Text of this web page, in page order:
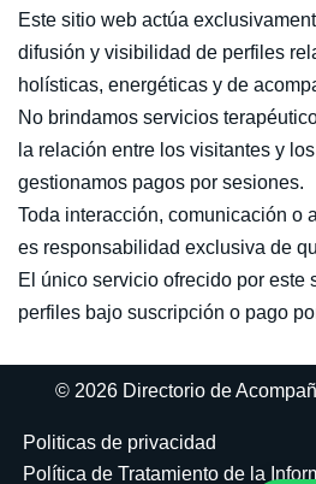
Este sitio web actúa
difusión y visibilidad de perfiles
holísticas, energéticas y de
No brindamos servicios
la relación entre los visitantes y
gestionamos pagos por sesiones.
Toda interacción, comunicación o
es responsabilidad exclusiva de
El único servicio ofrecido por este
perfiles bajo suscripción o pago
© 2026 Directorio de
Politicas de privacidad
Política de Tratamiento de la